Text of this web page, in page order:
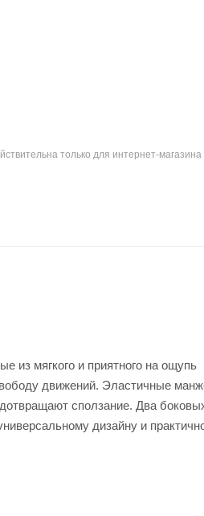
только для интернет-
из мягкого и приятного на ощупь
движений. Эластичные
сползание. Два
дизайну и